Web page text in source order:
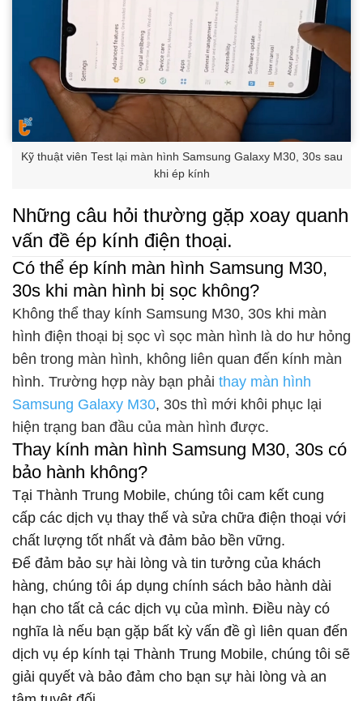
Kỹ thuật viên Test lại màn hình Samsung Galaxy M30, 30s sau
khi ép kính
Những câu hỏi thường gặp xoay quanh
vấn đề ép kính điện thoại.
Có thể ép kính màn hình Samsung M30,
30s khi màn hình bị sọc không?
Không thể thay kính Samsung M30, 30s khi màn
hình điện thoại bị sọc vì sọc màn hình là do hư hỏng
bên trong màn hình, không liên quan đến kính màn
hình. Trường hợp này bạn phải thay màn hình
Samsung Galaxy M30, 30s thì mới khôi phục lại
hiện trạng ban đầu của màn hình được.
Thay kính màn hình Samsung M30, 30s có
bảo hành không?
Tại Thành Trung Mobile, chúng tôi cam kết cung
cấp các dịch vụ thay thế và sửa chữa điện thoại với
chất lượng tốt nhất và đảm bảo bền vững.
Để đảm bảo sự hài lòng và tin tưởng của khách
hàng, chúng tôi áp dụng chính sách bảo hành dài
hạn cho tất cả các dịch vụ của mình. Điều này có
nghĩa là nếu bạn gặp bất kỳ vấn đề gì liên quan đến
dịch vụ ép kính tại Thành Trung Mobile, chúng tôi sẽ
giải quyết và bảo đảm cho bạn sự hài lòng và an